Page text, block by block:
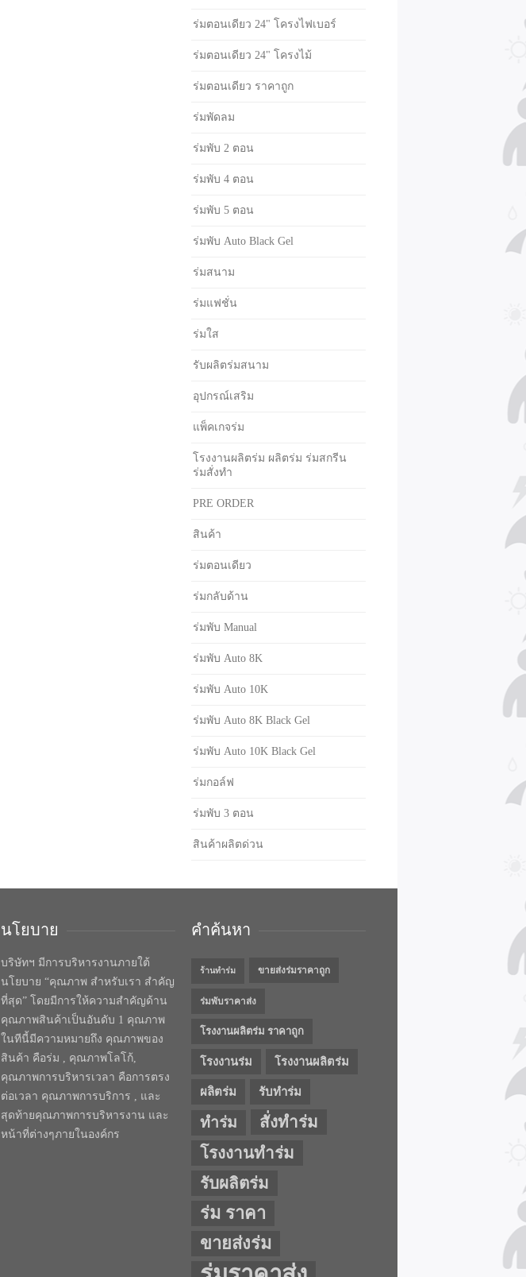
ร่มตอนเดียว 24" โครงไฟเบอร์
ร่มตอนเดียว 24" โครงไม้
ร่มตอนเดียว ราคาถูก
ร่มพัดลม
ร่มพับ 2 ตอน
ร่มพับ 4 ตอน
ร่มพับ 5 ตอน
ร่มพับ Auto Black Gel
ร่มสนาม
ร่มแฟชั่น
ร่มใส
รับผลิตร่มสนาม
อุปกรณ์เสริม
แพ็คเกจร่ม
โรงงานผลิตร่ม ผลิตร่ม ร่มสกรีน
ร่มสั่งทำ
PRE ORDER
สินค้า
ร่มตอนเดียว
ร่มกลับด้าน
ร่มพับ Manual
ร่มพับ Auto 8K
ร่มพับ Auto 10K
ร่มพับ Auto 8K Black Gel
ร่มพับ Auto 10K Black Gel
ร่มกอล์ฟ
ร่มพับ 3 ตอน
สินค้าผลิตด่วน
นโยบาย
บริษัทฯ มีการบริหารงานภายใต้
นโยบาย “คุณภาพ สำหรับเรา สำคัญ
ที่สุด” โดยมีการให้ความสำคัญด้าน
คุณภาพสินค้าเป็นอันดับ 1 คุณภาพ
ในทีนี้มีความหมายถึง คุณภาพของ
สินค้า คือร่ม , คุณภาพโลโก้,
คุณภาพการบริหารเวลา คือการตรง
ต่อเวลา คุณภาพการบริการ , และ
สุดท้ายคุณภาพการบริหารงาน และ
หน้าที่ต่างๆภายในองค์กร
คำค้นหา
ร้านทำร่ม ขายส่งร่มราคาถูก
ร่มพับราคาส่ง
โรงงานผลิตร่ม ราคาถูก
โรงงานร่ม โรงงานผลิตร่ม
ผลิตร่ม รับทำร่ม
ทำร่ม
สั่งทำร่ม
โรงงานทำร่ม
รับผลิตร่ม
ร่ม ราคา
ขายส่งร่ม